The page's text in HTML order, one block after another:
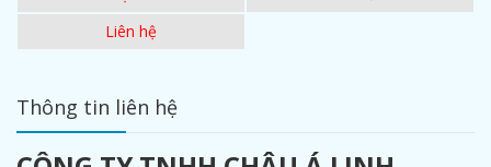
Liên hệ
Thông tin liên hệ